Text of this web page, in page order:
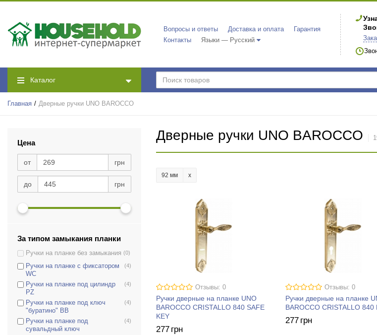
Вопросы и ответы Доставка и оплата
Гарантия
Контакты
Языки — Русский
Каталог
Главная Дверные ручки UNO BAROCCO
Цена
от грн
до грн
За типом замыкания планки
Ручки на планке без замыкания (0)
Ручки на планке с фиксатором
WC
(4)
Ручки на планке под цилиндр
PZ
(4)
Ручки на планке под ключ
"буратино" BB
(4)
Ручки на планке под
сувальдный ключ
(4)
Дверные ручки UNO BAROCCO
92 мм
Отзывы: 0
Ручки дверные на планке UNO
BAROCCO CRISTALLO 840 SAFE
KEY
277 грн
Отзывы: 0
Ручки дверные на планке
BAROCCO CRISTALLO 840
277 грн